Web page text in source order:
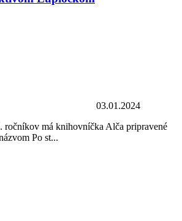
03.01.2024
ročníkov má knihovníčka Alča pripravené
Po st...